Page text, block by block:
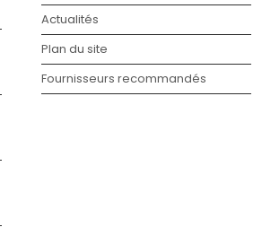
Actualités
Plan du site
Fournisseurs recommandés